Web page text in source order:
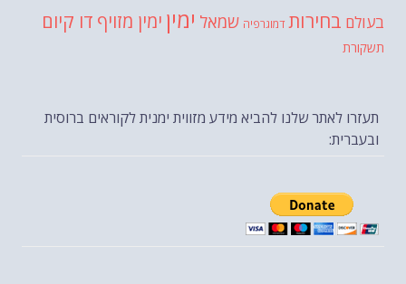
בעולם בחירות דמוגרפיה שמאל ימין ימין מזויף דו קיום
תשקורת
תעזרו לאתר שלנו להביא מידע מזווית ימנית לקוראים ברוסית
ובעברית: